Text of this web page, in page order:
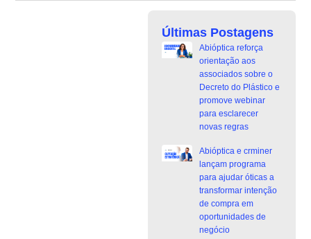
Últimas Postagens
Abióptica reforça
orientação aos
associados sobre o
Decreto do Plástico e
promove webinar
para esclarecer
novas regras
Abióptica e crminer
lançam programa
para ajudar óticas a
transformar intenção
de compra em
oportunidades de
negócio